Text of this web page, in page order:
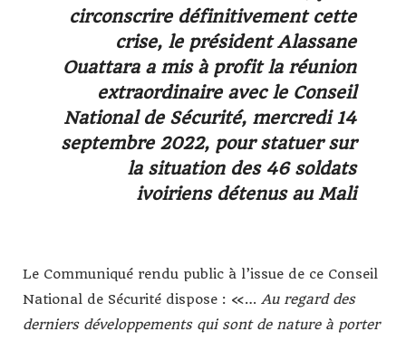
circonscrire définitivement cette
crise, le président Alassane
Ouattara a mis à profit la réunion
extraordinaire avec le Conseil
National de Sécurité, mercredi 14
septembre 2022, pour statuer sur
la situation des 46 soldats
ivoiriens détenus au Mali
Le Communiqué rendu public à l’issue de ce Conseil
National de Sécurité dispose : «… Au regard des
derniers développements qui sont de nature à porter